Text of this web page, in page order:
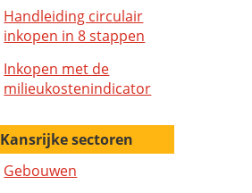
Handleiding circulair
inkopen in 8 stappen
Inkopen met de
milieukostenindicator
Kansrijke sectoren
Gebouwen